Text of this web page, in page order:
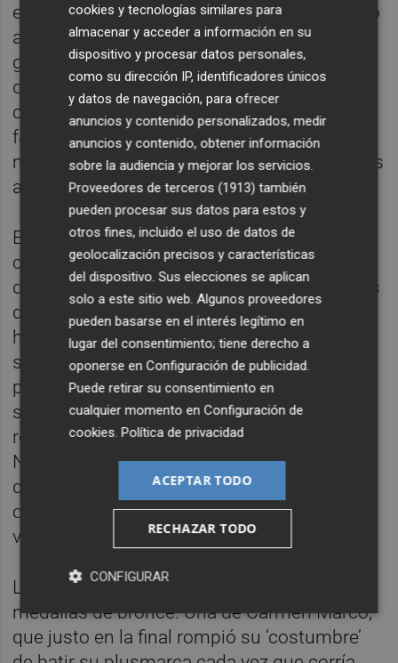
entrenamiento que tienen en Castellón junto
a Jorge Dávila, Andreu Boix y otros. “Este
grupo es un lujo, pero no solo por el nivel
que tenemos, sino el buen rollo y el
compañerismo. Se han convertido en mi
familia y cuando voy a entrenar es el
momento más feliz del día. Y todo es gracias
a Manoli Alonso”.
Eusebio Cáceres logró su sexto título de
campeón de España al aire libre. El saltador
de Onil ha vuelto a subir un escalón después
de años de penurias por las lesiones. Pero
ha vuelto. “Soy muy cabezón”, recuerda
siempre que se le pregunta. Y al cuarto
puesto de los Juegos de Tokio le ha
sucedido una temporada donde vuelve a ser
regular por encima de los ocho metros. En
Nerja, en el Campeonato de España, se tuvo
que ir hasta los 8,10 (+0.2) para ser
campeón, solo cuatro centímetros de
ventaja sobre Héctor Santos.
La jornada se redondeó con dos nuevas
medallas de bronce. Una de Carmen Marco,
que justo en la final rompió su ‘costumbre’
cookies y tecnologías similares para
almacenar y acceder a información en su
dispositivo y procesar datos personales,
como su dirección IP, identificadores únicos
y datos de navegación, para ofrecer
anuncios y contenido personalizados, medir
anuncios y contenido, obtener información
sobre la audiencia y mejorar los servicios.
Proveedores de terceros (1913) también
pueden procesar sus datos para estos y
otros fines, incluido el uso de datos de
geolocalización precisos y características
del dispositivo. Sus elecciones se aplican
solo a este sitio web. Algunos proveedores
pueden basarse en el interés legítimo en
lugar del consentimiento; tiene derecho a
oponerse enConfiguración de publicidad
Puede retirar su consentimiento en
cualquier momento enConfiguración de
cookies .Política de privacidad
ACEPTAR TODO
RECHAZAR TODO
CONFIGURAR